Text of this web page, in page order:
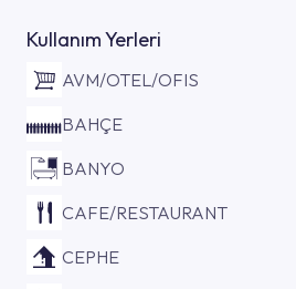
Kullanım Yerleri
AVM/OTEL/OFIS
BAHÇE
BANYO
CAFE/RESTAURANT
CEPHE